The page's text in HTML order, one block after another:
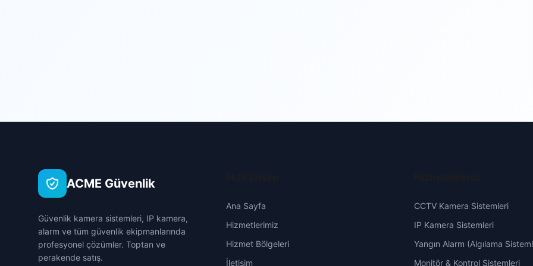
ACME Güvenlik
Güvenlik kamera sistemleri, IP kamera,
alarm ve tüm güvenlik ekipmanlarında
profesyonel çözümler. Toptan ve
perakende satış.
Ana Sayfa
Hizmetlerimiz
Hizmet Bölgeleri
İletişim
CCTV Kamera Sistemleri
IP Kamera Sistemleri
Yangın Alarm (Algılama
Monitör & Kontrol Sistemleri